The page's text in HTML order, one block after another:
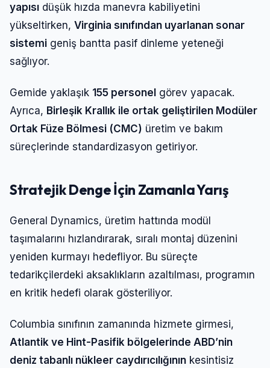
yapısı düşük hızda manevra kabiliyetini
yükseltirken, Virginia sınıfından uyarlanan sonar
sistemi geniş bantta pasif dinleme yeteneği
sağlıyor.
Gemide yaklaşık 155 personel görev yapacak.
Ayrıca, Birleşik Krallık ile ortak geliştirilen Modüler
Ortak Füze Bölmesi (CMC) üretim ve bakım
süreçlerinde standardizasyon getiriyor.
Stratejik Denge İçin Zamanla Yarış
General Dynamics, üretim hattında modül
taşımalarını hızlandırarak, sıralı montaj düzenini
yeniden kurmayı hedefliyor. Bu süreçte
tedarikçilerdeki aksaklıkların azaltılması, programın
en kritik hedefi olarak gösteriliyor.
Columbia sınıfının zamanında hizmete girmesi,
Atlantik ve Hint-Pasifik bölgelerinde ABD’nin
deniz tabanlı nükleer caydırıcılığının kesintisiz